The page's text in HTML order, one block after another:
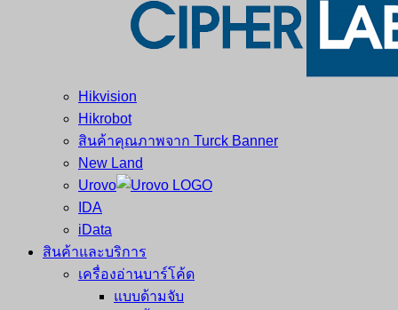
Hikvision
Hikrobot
สินค้าคุณภาพจาก Turck Banner
New Land
Urovo
IDA
iData
สินค้าและบริการ
เครื่องอ่านบาร์โค้ด
แบบด้ามจับ